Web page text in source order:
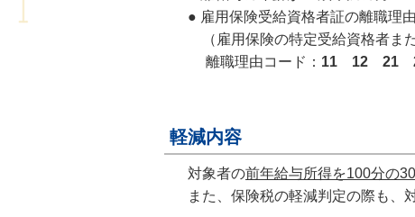
● 雇用保険受給資格者証の離職理
（雇用保険の特定受給資格者また
離職理由コード： 11 12 21
軽減内容
対象者の前年給与所得を100分の30
また、保険税の軽減判定の際も、